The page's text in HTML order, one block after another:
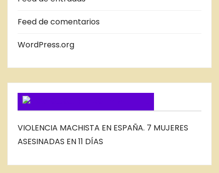
B
O
G
Feed de comentarios
WordPress.org
VIOLENCIA MACHISTA EN ESPAÑA. 7 MUJERES
ASESINADAS EN 11 DÍAS